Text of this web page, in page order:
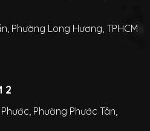
Phường Long Hương, TPHCM
2
Phường Phước Tân,